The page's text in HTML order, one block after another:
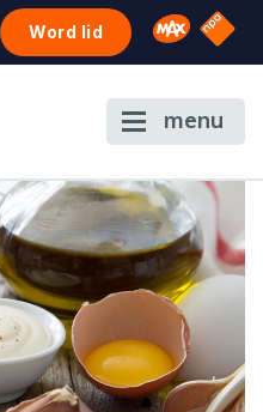
Word lid Omroep
NPO
menu